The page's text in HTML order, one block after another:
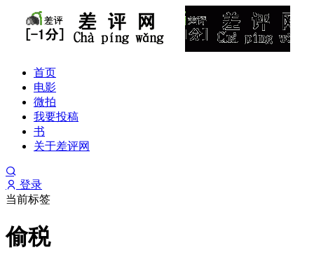
首页
电影
微拍
我要投稿
书
关于差评网
登录
当前标签
偷税